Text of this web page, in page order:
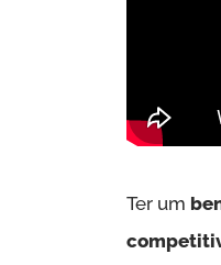
Ter um